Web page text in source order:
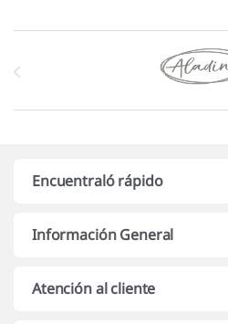
Marcas De Carrusel
Encuentraló rápido
Información General
Atención al cliente